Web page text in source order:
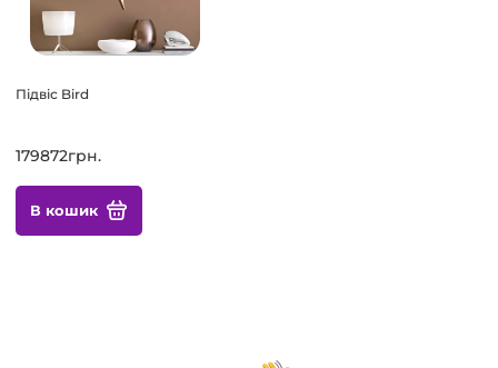
Підвіс Bird
179872грн.
В кошик